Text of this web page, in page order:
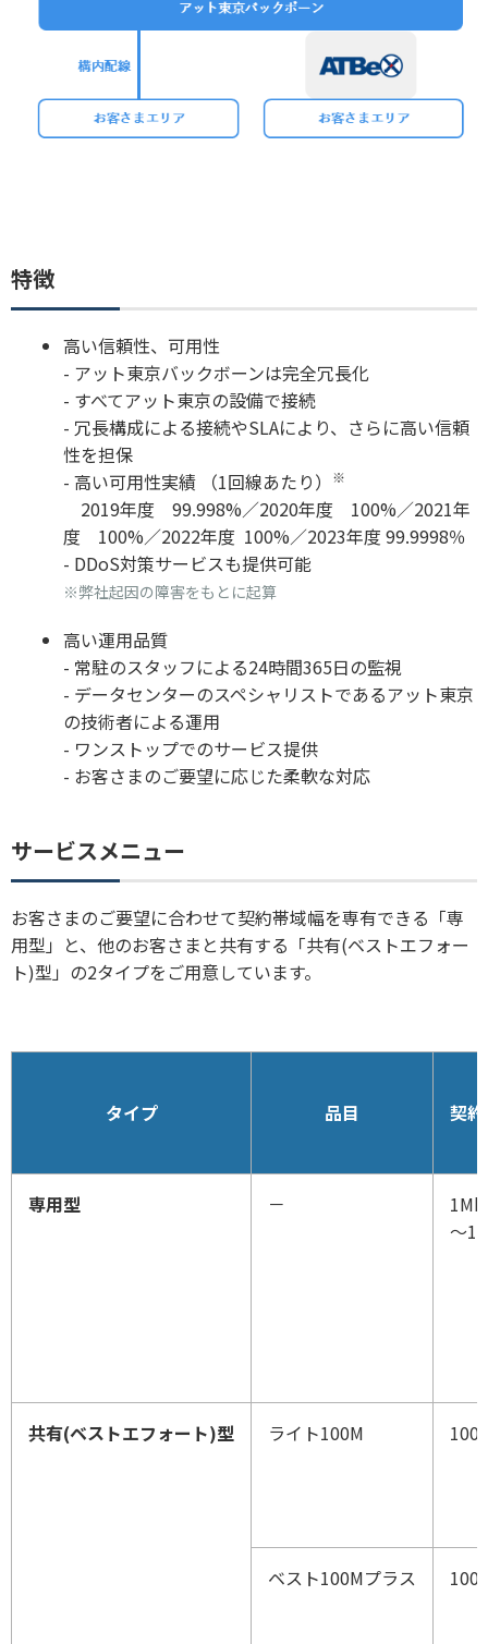
特徴
高い信頼性、可用性
- アット東京バックボーンは完全冗長化
- すべてアット東京の設備で接続
- 冗長構成による接続やSLAにより、さらに高い信頼
性を担保
- 高い可用性実績 （1回線あたり）
※
2019年度 99.998%／2020年度 100%／2021年
度 100%／2022年度 100%／2023年度 99.9998％
- DDoS対策サービスも提供可能
※弊社起因の障害をもとに起算
高い運用品質
- 常駐のスタッフによる24時間365日の監視
- データセンターのスペシャリストであるアット東京
の技術者による運用
- ワンストップでのサービス提供
- お客さまのご要望に応じた柔軟な対応
サービスメニュー
お客さまのご要望に合わせて契約帯域幅を専有できる「専
用型」と、他のお客さまと共有する「共有(ベストエフォー
ト)型」の2タイプをご用意しています。
タイプ 品目 契
専用型 －
～
共有(ベストエフォート)型 ライト100M
ベスト100Mプラス